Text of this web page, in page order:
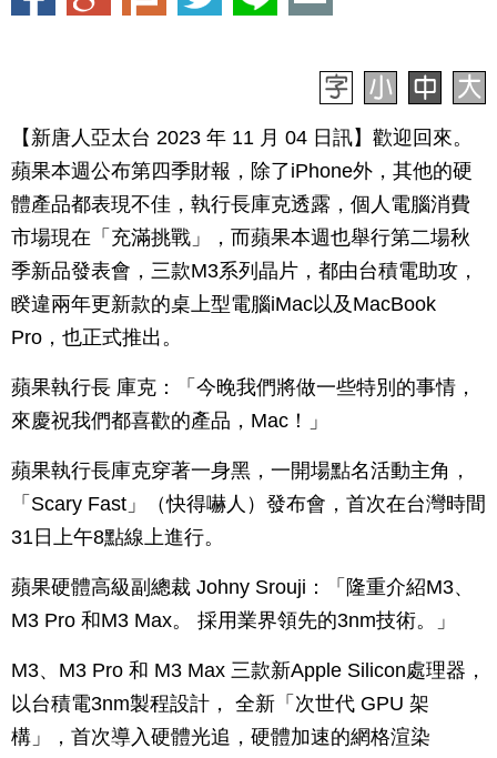
【新唐人亞太台 2023 年 11 月 04 日訊】歡迎回來。
蘋果本週公布第四季財報，除了iPhone外，其他的硬
體產品都表現不佳，執行長庫克透露，個人電腦消費
市場現在「充滿挑戰」，而蘋果本週也舉行第二場秋
季新品發表會，三款M3系列晶片，都由台積電助攻，
睽違兩年更新款的桌上型電腦iMac以及MacBook
Pro，也正式推出。
蘋果執行長 庫克：「今晚我們將做一些特別的事情，
來慶祝我們都喜歡的產品，Mac！」
蘋果執行長庫克穿著一身黑，一開場點名活動主角，
「Scary Fast」（快得嚇人）發布會，首次在台灣時間
31日上午8點線上進行。
蘋果硬體高級副總裁 Johny Srouji：「隆重介紹M3、
M3 Pro 和M3 Max。 採用業界領先的3nm技術。」
M3、M3 Pro 和 M3 Max 三款新Apple Silicon處理器，
以台積電3nm製程設計， 全新「次世代 GPU 架
構」，首次導入硬體光追，硬體加速的網格渲染